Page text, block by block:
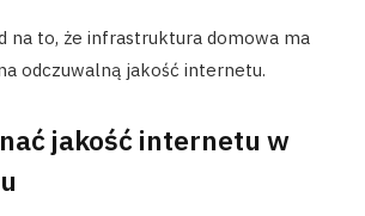
na to, że infrastruktura domowa ma
odczuwalną jakość internetu.
jakość internetu w